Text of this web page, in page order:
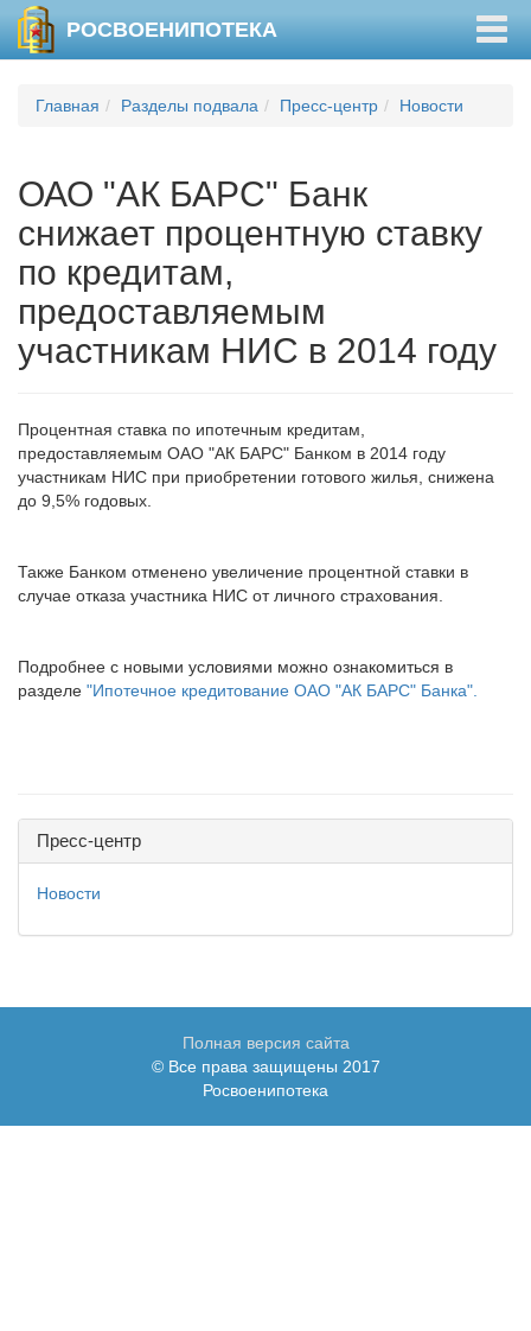
РОСВОЕНИПОТЕКА
Главная Разделы подвала Пресс-центр Новости
ОАО "АК БАРС" Банк
снижает процентную ставку
по кредитам,
предоставляемым
участникам НИС в 2014 году
Процентная ставка по ипотечным кредитам,
предоставляемым ОАО "АК БАРС" Банком в 2014 году
участникам НИС при приобретении готового жилья, снижена
до 9,5% годовых.
Также Банком отменено увеличение процентной ставки в
случае отказа участника НИС от личного страхования.
Подробнее с новыми условиями можно ознакомиться в
разделе "Ипотечное кредитование ОАО "АК БАРС" Банка".
Пресс-центр
Новости
Полная версия сайта
© Все права защищены 2017
Росвоенипотека